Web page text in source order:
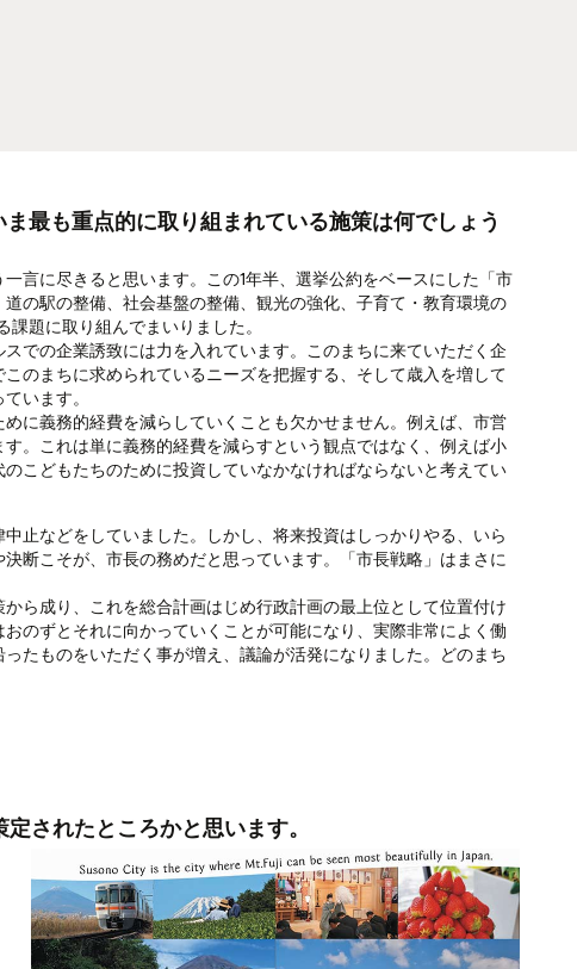
最も重点的に取り組まれている施策は何でしょう
言に尽きると思います。この1年半、選挙公約をベースにした「市
の駅の整備、社会基盤の整備、観光の強化、子育て・教育環境の
題に取り組んでまいりました。
での企業誘致には力を入れています。このまちに来ていただく企
のまちに求められているニーズを把握する、そして歳入を増して
います。
に義務的経費を減らしていくことも欠かせません。例えば、市営
。これは単に義務的経費を減らすという観点ではなく、例えば小
こどもたちのために投資していなかなければならないと考えてい
止などをしていました。しかし、将来投資はしっかりやる、いら
断こそが、市長の務めだと思っています。「市長戦略」はまさに
ら成り、これを総合計画はじめ行政計画の最上位として位置付け
のずとそれに向かっていくことが可能になり、実際非常によく働
たものをいただく事が増え、議論が活発になりました。どのまち
定されたところかと思います。